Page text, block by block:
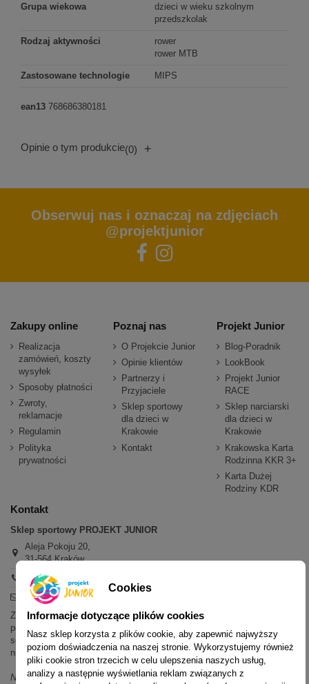
Grupa wiekowa
dzieci w wieku szkolnym
przedszkolak
Rodzaj aktywności
rower
rower MTB
Zastosowane technologie MIPS
ean13 768686380181
Opinie o tym produkcie(0) +
Obserwuj nas i oznaczaj na zdjęciach
@projektjunior
Zakupy online
Realizacja
zamówień, koszty
wysyłek
Sposoby płatności
Zwroty,
reklamacje
Regulamin
Polityka
prywatności
Poznaj nas
O Projekcie Junior
Opinie klientów
Partnerzy i
Przyjaciele
Sklep sportowy
dla dzieci w
Krakowie
Kontakt
Projekt Junior
Blog-Poradnik
LookBook
Projekt Junior
RACE
Sklep narciarski
dla dzieci w
Krakowie
Krakowska Karta
Rodzinna KKR 3+
Karta Dużej
Rodziny KDR
Kontakt
Sklep sportowy PROJEKT JUNIOR
Aleja Pokoju 20,
31-564 Kraków
+48 600 779 897
sklep@projektjunior.pl
Zapraszamy do sklepu stacjonarnego:
poniedziałek - piątek: 11.00-19.00
sobota: 10.00-14.00
niedziela (każda): nieczynne
Nie odpowiadamy na wiadomości SMS. W sprawach dotyczących
Cookies
Informacje dotyczące plików cookies
Nasz sklep korzysta z plików cookie, aby zapewnić najwyższy
poziom doświadczenia na naszej stronie. Wykorzystujemy również
pliki cookie stron trzecich w celu ulepszenia naszych usług,
analizy a następnie wyświetlania reklam związanych z